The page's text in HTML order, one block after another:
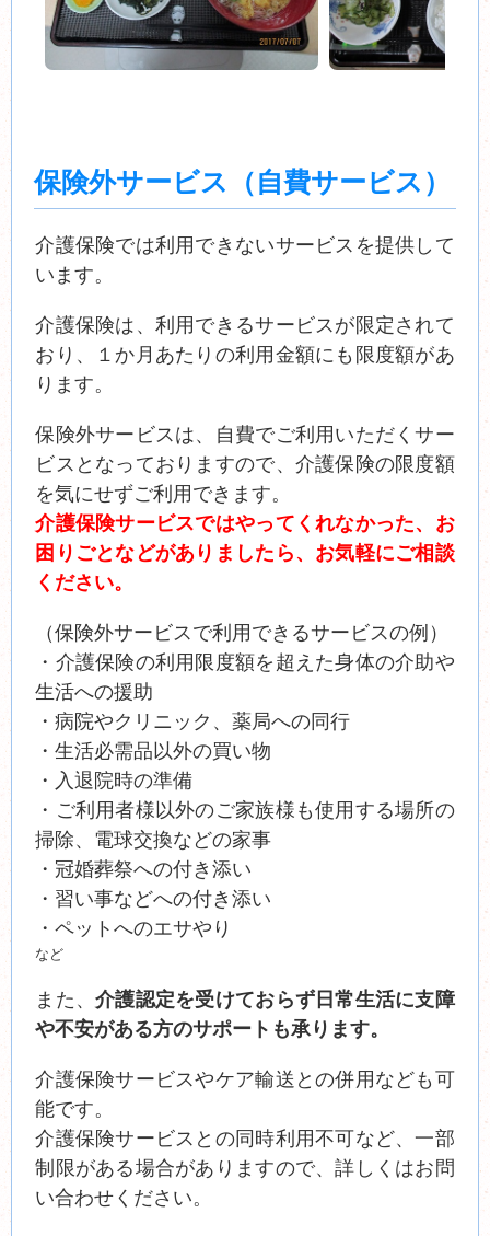
保険外サービス（自費サービス）
介護保険では利用できないサービスを提供して
います。
介護保険は、利用できるサービスが限定されて
おり、１か月あたりの利用金額にも限度額があ
ります。
保険外サービスは、自費でご利用いただくサー
ビスとなっておりますので、介護保険の限度額
を気にせずご利用できます。
介護保険サービスではやってくれなかった、お
困りごとなどがありましたら、お気軽にご相談
ください。
（保険外サービスで利用できるサービスの例）
・介護保険の利用限度額を超えた身体の介助や
生活への援助
・病院やクリニック、薬局への同行
・生活必需品以外の買い物
・入退院時の準備
・ご利用者様以外のご家族様も使用する場所の
掃除、電球交換などの家事
・冠婚葬祭への付き添い
・習い事などへの付き添い
・ペットへのエサやり
など
また、介護認定を受けておらず日常生活に支障
や不安がある方のサポートも承ります。
介護保険サービスやケア輸送との併用なども可
能です。
介護保険サービスとの同時利用不可など、一部
制限がある場合がありますので、詳しくはお問
い合わせください。